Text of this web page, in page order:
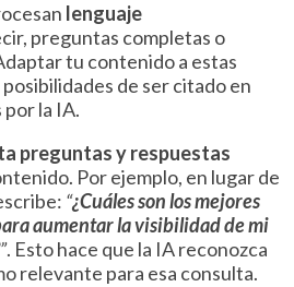
lenguaje
preguntas completas o
tu contenido a estas
de ser citado en
la IA.
preguntas y respuestas
Por ejemplo, en lugar de
“¿Cuáles son los mejores
aumentar la visibilidad de mi
”. Esto hace que la IA reconozca
relevante para esa consulta.